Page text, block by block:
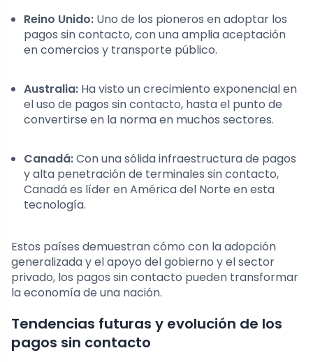
Reino Unido: Uno de los pioneros en adoptar los
pagos sin contacto, con una amplia aceptación
en comercios y transporte público.
Australia: Ha visto un crecimiento exponencial en
el uso de pagos sin contacto, hasta el punto de
convertirse en la norma en muchos sectores.
Canadá:Con una sólida infraestructura de pagos
y alta penetración de terminales sin contacto,
Canadá es líder en América del Norte en esta
tecnología.
Estos países demuestran cómo con la adopción
generalizada y el apoyo del gobierno y el sector
privado, los pagos sin contacto pueden transformar
la economía de una nación.
Tendencias futuras y evolución de los
pagos sin contacto